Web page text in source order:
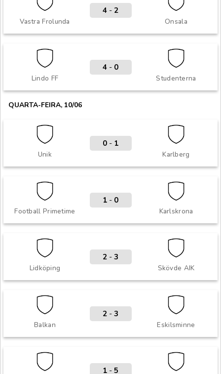
Vastra Frolunda Onsala
4 - 2
Lindo FF Studenterna
4 - 0
QUARTA-FEIRA, 10/06
Unik Karlberg
0 - 1
Football Primetime Karlskrona
1 - 0
Lidköping Skövde AIK
2 - 3
Balkan Eskilsminne
2 - 3
1 - 5